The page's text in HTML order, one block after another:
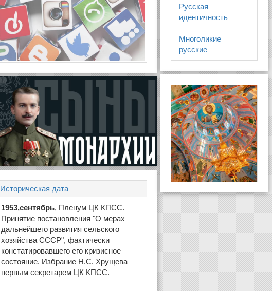
Историческая дата
1953,сентябрь, Пленум ЦК КПСС.
Принятие постановления "О мерах
дальнейшего развития сельского
хозяйства СССР", фактически
констатировавшего его кризисное
состояние. Избрание Н.С. Хрущева
первым секретарем ЦК КПСС.
Русская
идентичность
Многоликие
русские